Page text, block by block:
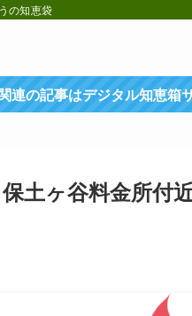
の知恵袋
の記事はデジタル知恵箱
土ヶ谷料金所付